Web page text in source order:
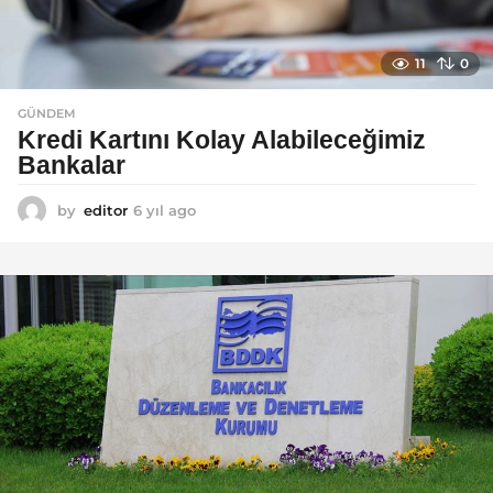
11 0
GÜNDEM
Kredi Kartını Kolay Alabileceğimiz
Bankalar
by editor 6 yıl ago
l
a